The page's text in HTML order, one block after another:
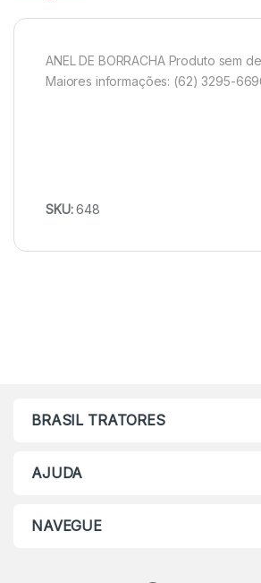
ANEL DE BORRACHA Produto sem
Maiores informações: (62) 3295-
SKU:648
BRASIL TRATORES
AJUDA
NAVEGUE